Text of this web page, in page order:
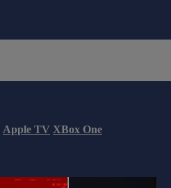
Apple TV XBox One